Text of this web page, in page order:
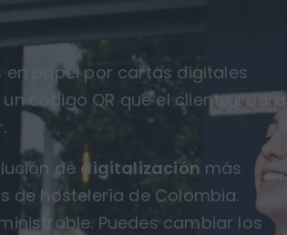
papel por cartas digitales
un código QR que el cliente podrá
de digitalización más
de hostelería de Colombia.
Puedes cambiar los